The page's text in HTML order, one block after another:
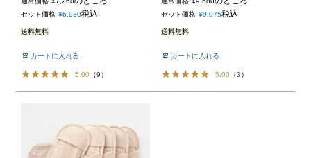
セット価格 ¥6,930税込
送料無料
カートに入れる
5.00 （9）
セット価格 ¥9,075税込
送料無料
カートに入れる
5.00 （3）